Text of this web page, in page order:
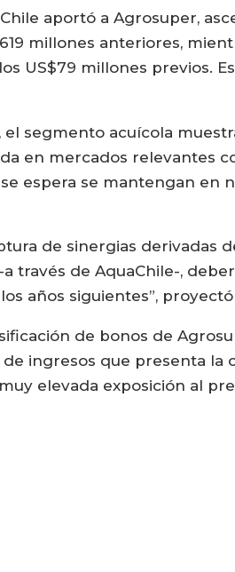
aportó a Agrosuper,
millones anteriores,
US$79 millones previos.
segmento acuícola
en mercados relevantes
espera se mantengan en
de sinergias derivadas
través de AquaChile-,
años siguientes”,
de bonos de
ingresos que presenta la
elevada exposición al